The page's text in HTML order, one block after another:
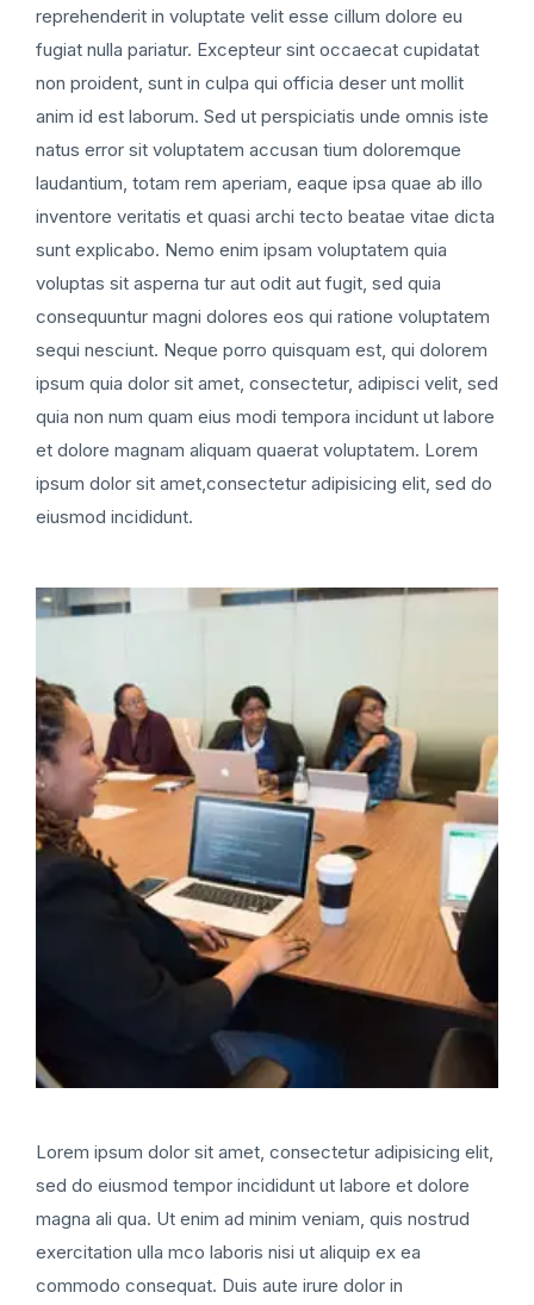
reprehenderit in voluptate velit esse cillum dolore eu
fugiat nulla pariatur. Excepteur sint occaecat cupidatat
non proident, sunt in culpa qui officia deser unt mollit
anim id est laborum. Sed ut perspiciatis unde omnis iste
natus error sit voluptatem accusan tium doloremque
laudantium, totam rem aperiam, eaque ipsa quae ab illo
inventore veritatis et quasi archi tecto beatae vitae dicta
sunt explicabo. Nemo enim ipsam voluptatem quia
voluptas sit asperna tur aut odit aut fugit, sed quia
consequuntur magni dolores eos qui ratione voluptatem
sequi nesciunt. Neque porro quisquam est, qui dolorem
ipsum quia dolor sit amet, consectetur, adipisci velit, sed
quia non num quam eius modi tempora incidunt ut labore
et dolore magnam aliquam quaerat voluptatem. Lorem
ipsum dolor sit amet,consectetur adipisicing elit, sed do
eiusmod incididunt.
Lorem ipsum dolor sit amet, consectetur adipisicing elit,
sed do eiusmod tempor incididunt ut labore et dolore
magna ali qua. Ut enim ad minim veniam, quis nostrud
exercitation ulla mco laboris nisi ut aliquip ex ea
commodo consequat. Duis aute irure dolor in